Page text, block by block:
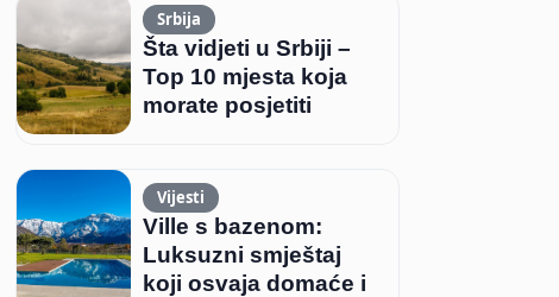
Srbija
Šta vidjeti u Srbiji –
Top 10 mjesta koja
morate posjetiti
Vijesti
Ville s bazenom:
Luksuzni smještaj
koji osvaja domaće i